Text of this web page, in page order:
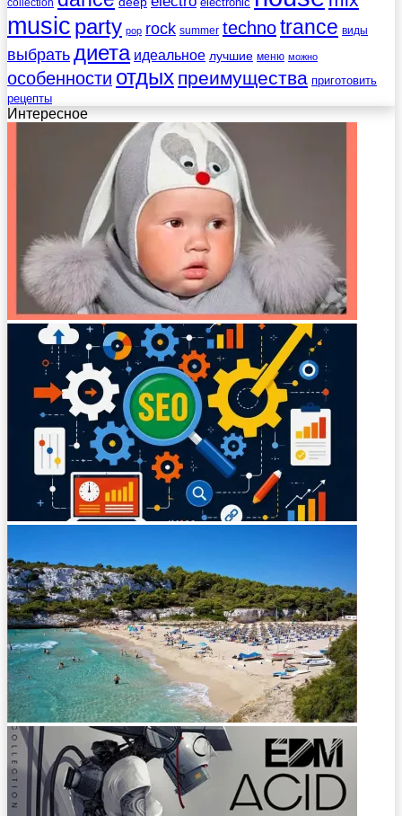
collection
music party pop rock summer technotrance виды
выбратьдиета идеальное лучшие меню можно
особенности отдых преимущества приготовить
рецепты
Интересное